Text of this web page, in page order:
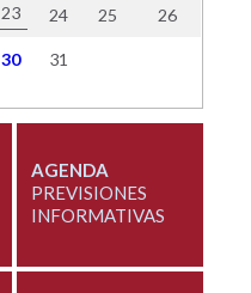
23 24 25 26
30 31
AGENDA
PREVISIONES
INFORMATIVAS